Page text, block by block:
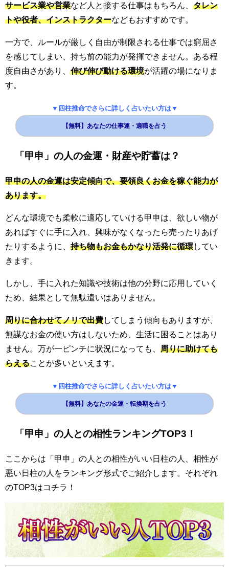
サービス業や営業など人と接する仕事はもちろん、 タレン
トや役者、インストラクターなどもおすすめです。
一方で、ルールが厳しく自由が制限される仕事では窮屈さ
を感じてしまい、持ち前の能力が発揮できません。ある程
度自由さがあり、 伸び伸び動ける環境が活躍の場になりま
す。
▼四柱推命でさらに詳しく占いたい方は▼
【無料】あなたの仕事運・適職を占う
「甲申」の人の金運・財産や貯蓄は？
甲申の人の金運は安定傾向で、要領良くお金を稼ぐ能力が
あります。
どんな環境でも柔軟に適応していける甲申は、欲しい物が
あればすぐに手に入れ、興味がなくなったら売ったりあげ
たりするように、 持ち物もお金もかなり活発に循環してい
きます。
しかし、手に入れた知識や技術は他の分野に応用していく
ため、結果として無駄遣いはありません。
周りに合わせてノリで出費してしまう傾向もありますが、
無謀なお金の使い方はしないため、生活に困ることはあり
ません。万が一ピンチに状況になっても、 周りに助けても
らえる ことが多いといえます。
▼四柱推命でさらに詳しく占いたい方は▼
【無料】あなたの金運・転換期を占う
「甲申」の人との相性ランキングTOP3！
ここからは「甲申」の人との相性がいい日柱の人、相性が
悪い日柱の人をランキング形式でご紹介します。それぞれ
のTOP3はコチラ！